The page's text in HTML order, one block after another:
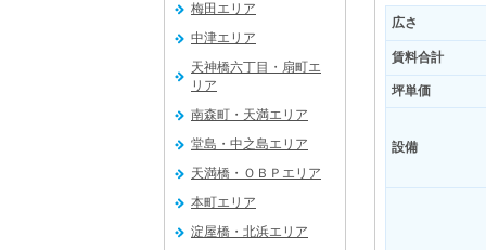
梅田エリア
中津エリア
天神橋六丁目・扇町エ
リア
南森町・天満エリア
堂島・中之島エリア
天満橋・ＯＢＰエリア
本町エリア
淀屋橋・北浜エリア
広さ
賃料合計
坪単価
設備